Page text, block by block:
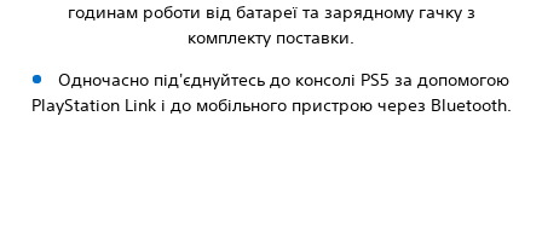
годинам роботи від батареї та зарядному гачку з
комплекту поставки.
Одночасно під'єднуйтесь до консолі PS5 за допомогою
PlayStation Link і до мобільного пристрою через Bluetooth.